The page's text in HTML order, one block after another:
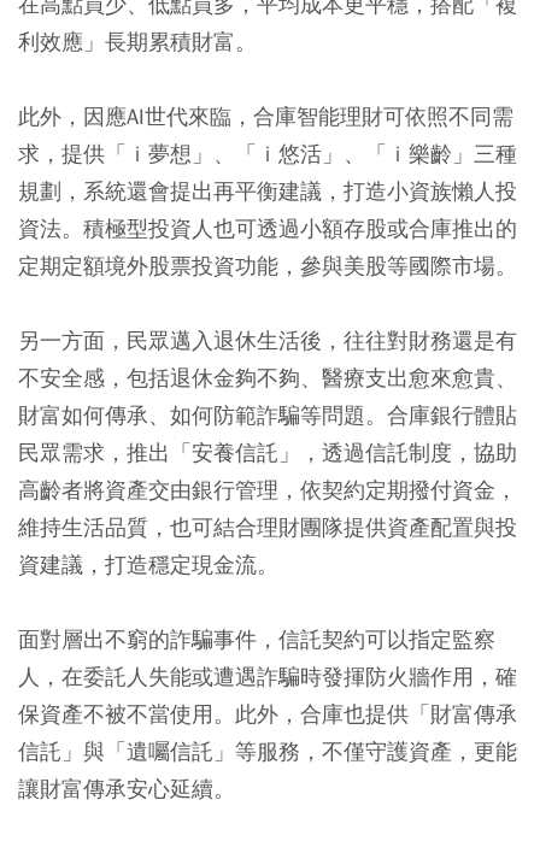
利效應」長期累積財富。
此外，因應AI世代來臨，合庫智能理財可依照不同需
求，提供「ｉ夢想」、「ｉ悠活」、「ｉ樂齡」三種
規劃，系統還會提出再平衡建議，打造小資族懶人投
資法。積極型投資人也可透過小額存股或合庫推出的
定期定額境外股票投資功能，參與美股等國際市場。
另一方面，民眾邁入退休生活後，往往對財務還是有
不安全感，包括退休金夠不夠、醫療支出愈來愈貴、
財富如何傳承、如何防範詐騙等問題。合庫銀行體貼
民眾需求，推出「安養信託」，透過信託制度，協助
高齡者將資產交由銀行管理，依契約定期撥付資金，
維持生活品質，也可結合理財團隊提供資產配置與投
資建議，打造穩定現金流。
面對層出不窮的詐騙事件，信託契約可以指定監察
人，在委託人失能或遭遇詐騙時發揮防火牆作用，確
保資產不被不當使用。此外，合庫也提供「財富傳承
信託」與「遺囑信託」等服務，不僅守護資產，更能
讓財富傳承安心延續。